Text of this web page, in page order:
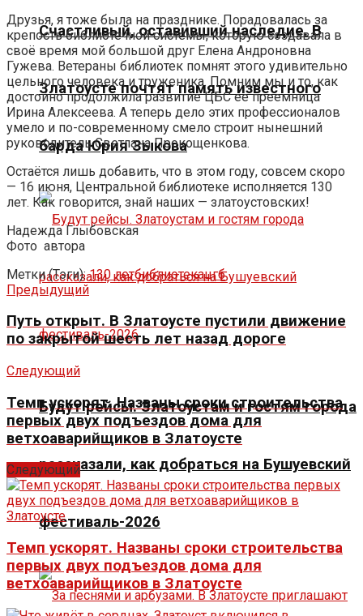
Счастливый, оставивший наследие. В
Златоусте почтят память известного
барда Юрия Зыкова
Будут рейсы. Златоустам и гостям города
рассказали, как добраться на Бушуевский
фестиваль-2026
Друзья, я тоже была на празднике. Порадовалась за
крепость библиотечной системы, которую создавала в
своё время мой большой друг Елена Андроновна
Гужева. Ветераны библиотек помнят этого удивительно
цельного человека и труженика. Помним мы и то, как
достойно продолжила развитие ЦБС её преемница
Ирина Алексеева. А теперь дело этих профессионалов
умело и по-современному смело строит нынешний
руководитель Светлана Прокощенкова.
Остаётся лишь добавить, что в этом году, совсем скоро
— 16 июня, Центральной библиотеке исполняется 130
лет. Как говорится, знай наших — златоустовских!
Надежда Глыбовская
Фото автора
Метки (Тэги): 130 летбиблиотекацгб
Предыдущий
Путь открыт. В Златоусте пустили движение
по закрытой шесть лет назад дороге
Следующий
Темп ускорят. Названы сроки строительства
первых двух подъездов дома для
ветхоаварийщиков в Златоусте
Следующий
Темп ускорят. Названы сроки строительства
первых двух подъездов дома для
ветхоаварийщиков в Златоусте